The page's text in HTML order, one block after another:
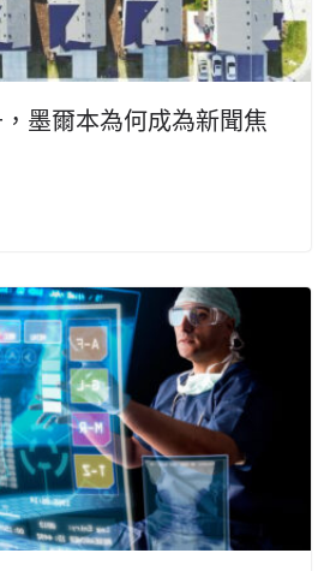
墨爾本為何成為新聞焦